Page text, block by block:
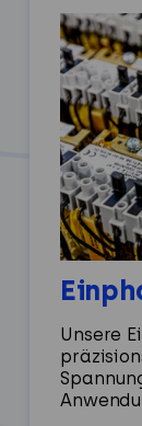
Unsere